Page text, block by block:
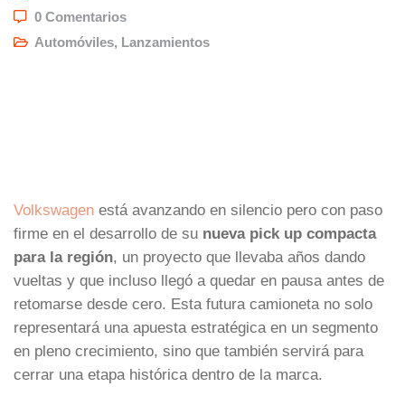
0 Comentarios
Automóviles, Lanzamientos
Volkswagen está avanzando en silencio pero con paso
firme en el desarrollo de su nueva pick up compacta
para la región, un proyecto que llevaba años dando
vueltas y que incluso llegó a quedar en pausa antes de
retomarse desde cero. Esta futura camioneta no solo
representará una apuesta estratégica en un segmento
en pleno crecimiento, sino que también servirá para
cerrar una etapa histórica dentro de la marca.